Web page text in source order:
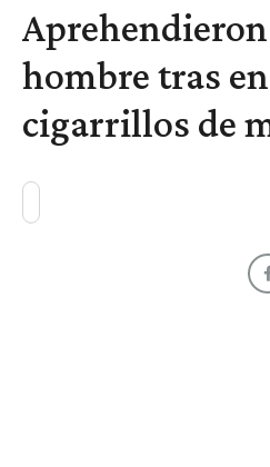
hombre tras
cigarrillos de